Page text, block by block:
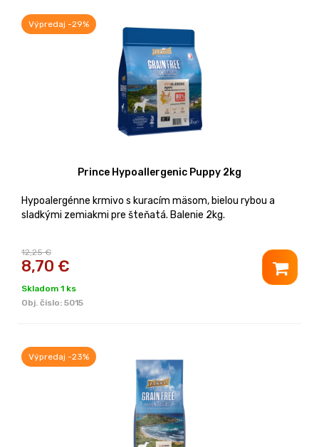
Výpredaj -29%
Prince Hypoallergenic Puppy 2kg
Hypoalergénne krmivo s kuracím mäsom, bielou rybou a
sladkými zemiakmi pre šteňatá. Balenie 2kg.
12,25 €
8,70 €
Skladom 1 ks
Obj. čislo: 5015
Výpredaj -23%